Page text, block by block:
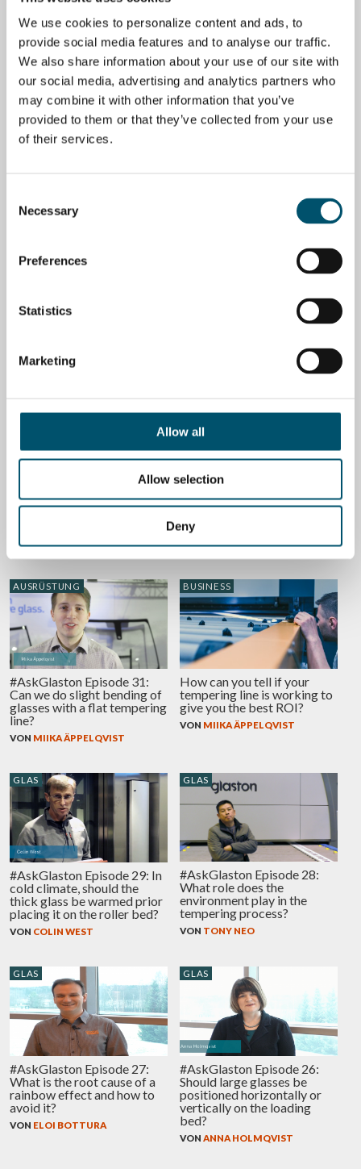
We use cookies to personalize content and ads, to
provide social media features and to analyse our traffic.
We also share information about your use of our site with
our social media, advertising and analytics partners who
may combine it with other information that you’ve
provided to them or that they’ve collected from your use
of their services.
Selection
Necessary
Preferences
Statistics
Marketing
Allow all
Allow selection
Deny
GLAS
Towards better anisotropy
VONRIKU FÄRM
#AskGlaston Episode 36:
Does the overall glass
strength weaken when saw
What makes the tempering
of large 4 mm Low-E glass
#AskGlaston Episode 33: Is
there any way to reduce or
eliminate the loading delay?
#AskGlaston Episode 32:
How can we reduce the
tempering line?
VONRIKU FÄRM
AUSRÜSTUNG
#AskGlaston Episode 31:
Can we do slight bending of
glasses with a flat tempering
line?
VON MIIKA ÄPPELQVIST
BUSINESS
How can you tell if your
tempering line is working to
give you the best ROI?
VON MIIKA ÄPPELQVIST
GLAS
#AskGlaston Episode 29: In
cold climate, should the
thick glass be warmed prior
placing it on the roller bed?
VON COLIN WEST
GLAS
#AskGlaston Episode 28:
What role does the
environment play in the
tempering process?
VON TONY NEO
GLAS
#AskGlaston Episode 27:
What is the root cause of a
rainbow effect and how to
avoid it?
VON ELOI BOTTURA
GLAS
#AskGlaston Episode 26:
Should large glasses be
positioned horizontally or
vertically on the loading
bed?
VON ANNA HOLMQVIST